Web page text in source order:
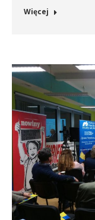
Więcej